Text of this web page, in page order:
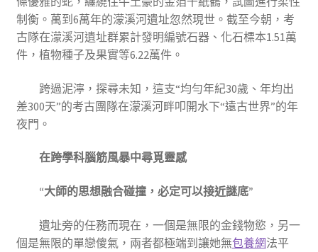
制衡。萬到6萬年的濛溪河遺址忽然現世。截至今朝，考
古隊在濛溪河遺址群累計發明編號石器、化石標本1.51萬
件，植物種子及果實等6.22萬件。
跨過泥濘，探尋未知，這支“均勻年紀30歲、年均出
差300天”的考古團隊在濛溪河畔叩開水下“遠古世界”的年
夜門。
在跨學科腦筋風暴中尋覓靈感
“大師的思想融合碰撞，必定可以接近謎底”
遺址旁的任務而現在，一個是無限的金錢物慾，另一
個是無限的單戀傻氣，兩者都極端到讓她無包養網法平